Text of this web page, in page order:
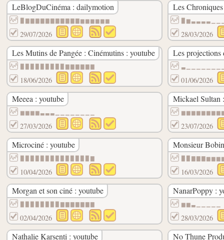
LeBlogDuCinéma : dailymotion
▉▇▇▇▇▇▇▇▇▇▇▇▆▆▆▆▆▆
29/07/2026
Les
28/03/2026
Les Mutins de Pangée : Cinémutins : youtube
▉▉▉▉▉▉▉▉▉▇▇▇▇▇▇
18/06/2026
Les projections
01/06/2026
Meeea : youtube
▆▆▆▆▃▃▃▁▁▁▁▁▁▁▁
27/03/2026
Mickael Sultan
23/07/2026
Microciné : youtube
▉▉▉▉▉▉▉▉▉▉▉▉▉▉▇
10/04/2026
Monsieur
16/03/2026
Morgan et son ciné : youtube
▉▉▉▉▉▉▉▉▇▇▇▇▇▇▇
02/04/2026
NanarPoppy :
▆▆▃▁▁▁▁▁
28/03/2026
Nathalie Karsenti : youtube No Thune